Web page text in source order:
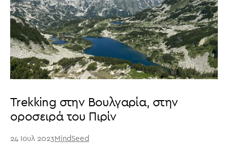
Trekking στην Βουλγαρία, στην
οροσειρά του Πιρίν
24 Ιουλ 2023MindSeed